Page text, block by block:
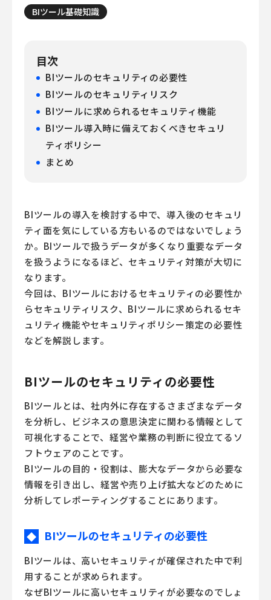
BIツール基礎知識
目次
BIツールのセキュリティの必要性
BIツールのセキュリティリスク
BIツールに求められるセキュリティ機能
BIツール導入時に備えておくべきセキュリ
ティポリシー
まとめ
BIツールの導入を検討する中で、導入後のセキュリ
ティ面を気にしている方もいるのではないでしょう
か。BIツールで扱うデータが多くなり重要なデータ
を扱うようになるほど、セキュリティ対策が大切に
なります。
今回は、BIツールにおけるセキュリティの必要性か
らセキュリティリスク、BIツールに求められるセキ
ュリティ機能やセキュリティポリシー策定の必要性
などを解説します。
BIツールのセキュリティの必要性
BIツールとは、社内外に存在するさまざまなデータ
を分析し、ビジネスの意思決定に関わる情報として
可視化することで、経営や業務の判断に役立てるソ
フトウェアのことです。
BIツールの目的・役割は、膨大なデータから必要な
情報を引き出し、経営や売り上げ拡大などのために
分析してレポーティングすることにあります。
◆ BIツールのセキュリティの必要性
BIツールは、高いセキュリティが確保された中で利
用することが求められます。
なぜBIツールに高いセキュリティが必要なのでしょ